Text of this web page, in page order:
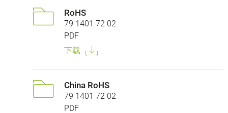
RoHS
79 1401 72 02
PDF
下载
China RoHS
79 1401 72 02
PDF